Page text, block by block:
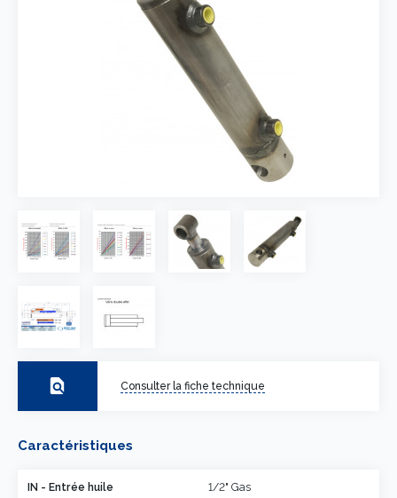
find_in_page Consulter la fiche technique
Caractéristiques
IN - Entrée huile 1/2" Gas